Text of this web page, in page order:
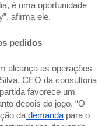
é uma oportunidade
afirma ele.
pedidos
alcança as operações
CEO da consultoria
favorece um
depois do jogo. “O
da demanda para o